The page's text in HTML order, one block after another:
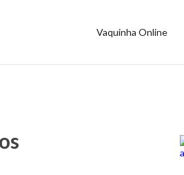
Vaquinha Online